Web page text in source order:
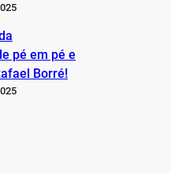
pé em pé e
Borré!